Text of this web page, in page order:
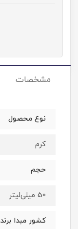
مشخصات
نوع محصول
کرم
حجم
50 میلی‌لیتر
کشور مبدا برند